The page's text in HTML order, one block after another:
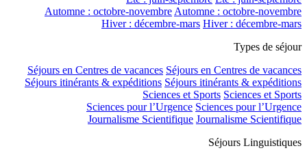
Automne : octobre-novembreAutomne : octobre-novembre
Hiver : décembre-mars Hiver : décembre-mars
Types de séjour
Séjours en Centres de vacances Séjours en Centres de vacances
Séjours itinérants & expéditions Séjours itinérants & expéditions
Sciences et Sports Sciences et Sports
Sciences pour l’Urgence Sciences pour l’Urgence
Journalisme Scientifique Journalisme Scientifique
Séjours Linguistiques